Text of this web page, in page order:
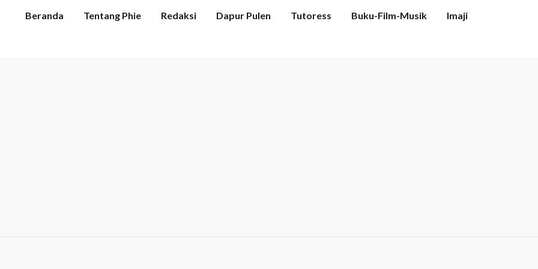
Beranda Tentang Phie Redaksi Dapur Pulen Tutoress Buku-Film-Musik Imaji